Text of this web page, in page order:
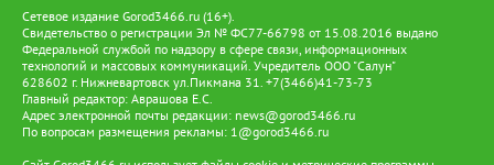
Сетевое издание Gorod3466.ru (16+).
Свидетельство о регистрации Эл № ФС77-66798 от 15.08.2016 выдано
Федеральной службой по надзору в сфере связи, информационных
технологий и массовых коммуникаций. Учредитель ООО "Салун"
628602 г. Нижневартовск ул.Пикмана 31. +7(3466)41-73-73
Главный редактор: Аврашова Е.С.
Адрес электронной почты редакции: news@gorod3466.ru
По вопросам размещения рекламы: 1@gorod3466.ru